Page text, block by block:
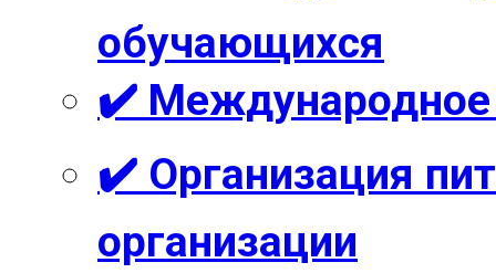
обучающихся
✔️ Международное
✔️ Организация
организации